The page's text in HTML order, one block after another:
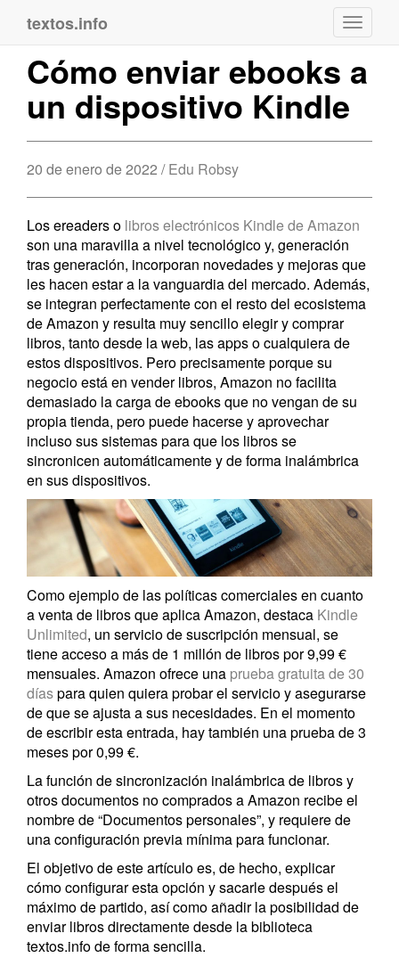
textos.info
Cómo enviar ebooks a
un dispositivo Kindle
20 de enero de 2022 /Edu Robsy
Los ereaders o libros electrónicos Kindle de Amazon
son una maravilla a nivel tecnológico y, generación
tras generación, incorporan novedades y mejoras que
les hacen estar a la vanguardia del mercado. Además,
se integran perfectamente con el resto del ecosistema
de Amazon y resulta muy sencillo elegir y comprar
libros, tanto desde la web, las apps o cualquiera de
estos dispositivos. Pero precisamente porque su
negocio está en vender libros, Amazon no facilita
demasiado la carga de ebooks que no vengan de su
propia tienda, pero puede hacerse y aprovechar
incluso sus sistemas para que los libros se
sincronicen automáticamente y de forma inalámbrica
en sus dispositivos.
Como ejemplo de las políticas comerciales en cuanto
a venta de libros que aplica Amazon, destaca Kindle
Unlimited, un servicio de suscripción mensual, se
tiene acceso a más de 1 millón de libros por 9,99 €
mensuales. Amazon ofrece una prueba gratuita de 30
díaspara quien quiera probar el servicio y asegurarse
de que se ajusta a sus necesidades. En el momento
de escribir esta entrada, hay también una prueba de 3
meses por 0,99 €.
La función de sincronización inalámbrica de libros y
otros documentos no comprados a Amazon recibe el
nombre de “Documentos personales”, y requiere de
una configuración previa mínima para funcionar.
El objetivo de este artículo es, de hecho, explicar
cómo configurar esta opción y sacarle después el
máximo de partido, así como añadir la posibilidad de
enviar libros directamente desde la biblioteca
textos.info de forma sencilla.